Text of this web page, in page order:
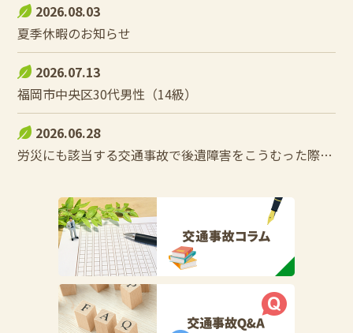
2026.08.03
夏季休暇のお知らせ
2026.07.13
福岡市中央区30代男性（14級）
2026.06.28
労災にも該当する交通事故で後遺障害をこうむった際の控除調整とは？